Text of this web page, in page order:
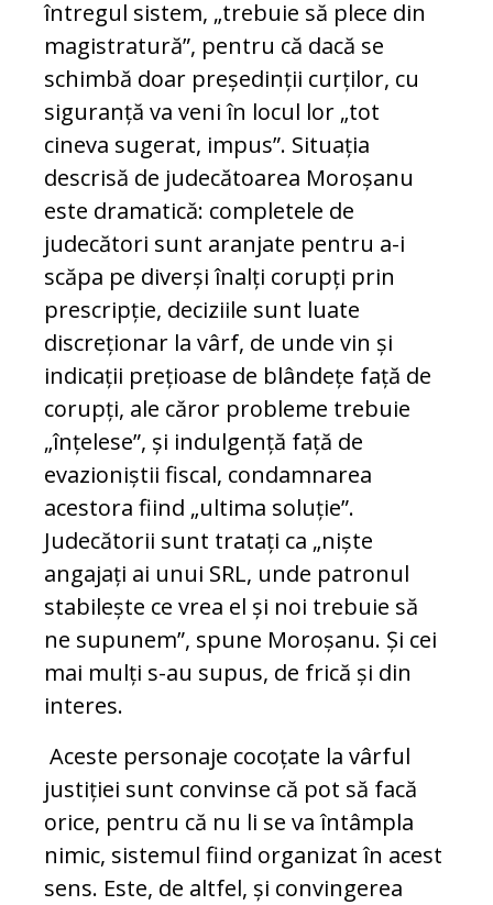
întregul sistem, „trebuie să plece din
magistratură”, pentru că dacă se
schimbă doar președinții curților, cu
siguranță va veni în locul lor „tot
cineva sugerat, impus”. Situația
descrisă de judecătoarea Moroșanu
este dramatică: completele de
judecători sunt aranjate pentru a-i
scăpa pe diverși înalți corupți prin
prescripție, deciziile sunt luate
discreționar la vârf, de unde vin și
indicații prețioase de blândețe față de
corupți, ale căror probleme trebuie
„înțelese”, și indulgență față de
evazioniștii fiscal, condamnarea
acestora fiind „ultima soluție”.
Judecătorii sunt tratați ca „niște
angajați ai unui SRL, unde patronul
stabilește ce vrea el și noi trebuie să
ne supunem”, spune Moroșanu. Și cei
mai mulți s-au supus, de frică și din
interes.
Aceste personaje cocoțate la vârful
justiției sunt convinse că pot să facă
orice, pentru că nu li se va întâmpla
nimic, sistemul fiind organizat în acest
sens. Este, de altfel, și convingerea